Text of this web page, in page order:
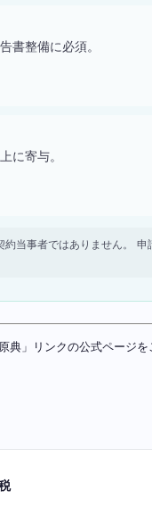
書整備に必須。
に寄与。
当事者ではありません。
」リンクの公式ページ